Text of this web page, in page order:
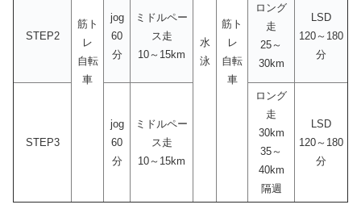
筋ト
レ
自転
車
水
泳
筋ト
レ
自転
車
STEP2
jog
60
分
ミドルペー
ス走
10～15km
ロング
走
25～
30km
LSD
120～180
分
STEP3
jog
60
分
ミドルペー
ス走
10～15km
ロング
走
30km
35～
40km
隔週
LSD
120～180
分